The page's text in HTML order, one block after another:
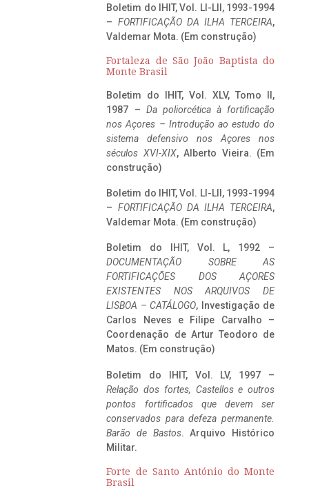
Boletim do IHIT, Vol. LI-LII, 1993-1994
– FORTIFICAÇÃO DA ILHA TERCEIRA,
Valdemar Mota. (Em construção)
Fortaleza de São João Baptista do
Monte Brasil
Boletim do IHIT, Vol. XLV, Tomo II,
1987 – Da poliorcética à fortificação
nos Açores – Introdução ao estudo do
sistema defensivo nos Açores nos
séculos XVI-XIX, Alberto Vieira. (Em
construção)
Boletim do IHIT, Vol. LI-LII, 1993-1994
– FORTIFICAÇÃO DA ILHA TERCEIRA,
Valdemar Mota. (Em construção)
Boletim do IHIT, Vol. L, 1992 –
DOCUMENTAÇÃO SOBRE AS
FORTIFICAÇÕES DOS AÇORES
EXISTENTES NOS ARQUIVOS DE
LISBOA – CATÁLOGO, Investigação de
Carlos Neves e Filipe Carvalho –
Coordenação de Artur Teodoro de
Matos. (Em construção)
Boletim do IHIT, Vol. LV, 1997 –
Relação dos fortes, Castellos e outros
pontos fortificados que devem ser
conservados para defeza permanente.
Barão de Bastos. Arquivo Histórico
Militar.
Forte de Santo António do Monte
Brasil